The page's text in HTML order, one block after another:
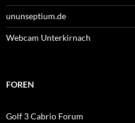
ununseptium.de
Webcam Unterkirnach
FOREN
Golf 3 Cabrio Forum